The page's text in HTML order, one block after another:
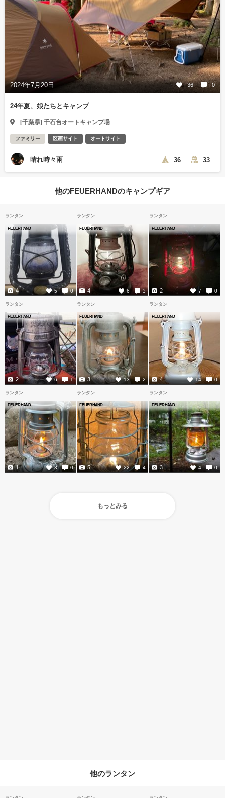
2024年7月20日 36 0
24年夏、娘たちとキャンプ
[千葉県] 千石台オートキャンプ場
ファミリー 区画サイト オートサイト
晴れ時々雨 36 33
他のFEUERHANDのキャンプギア
ランタン
FEUERHAND
5 0
4
ランタン
FEUERHAND
6 3
4
ランタン
FEUERHAND
7 0
2
ランタン
FEUERHAND
6 1
2
ランタン
FEUERHAND
13 2
3
ランタン
FEUERHAND
14 0
4
ランタン
FEUERHAND
3 0
1
ランタン
FEUERHAND
22 4
5
ランタン
FEUERHAND
4 0
3
もっとみる
他のランタン